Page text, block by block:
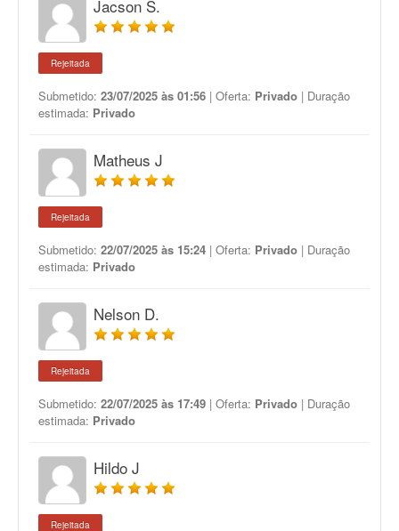
Jacson S.
Rejeitada
Submetido: 23/07/2025 às 01:56 | Oferta: Privado | Duração
estimada: Privado
Matheus J
Rejeitada
Submetido: 22/07/2025 às 15:24 | Oferta: Privado | Duração
estimada: Privado
Nelson D.
Rejeitada
Submetido: 22/07/2025 às 17:49 | Oferta: Privado | Duração
estimada: Privado
Hildo J
Rejeitada